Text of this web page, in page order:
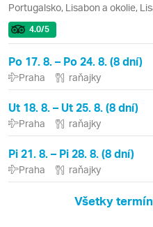
Portugalsko, Lisabon a okolie,
4.0/5
Po 17. 8. – Po 24. 8. (8 dní)
Praha raňajky
Ut 18. 8. – Ut 25. 8. (8 dní)
Praha raňajky
Pi 21. 8. – Pi 28. 8. (8 dní)
Praha raňajky
Všetky